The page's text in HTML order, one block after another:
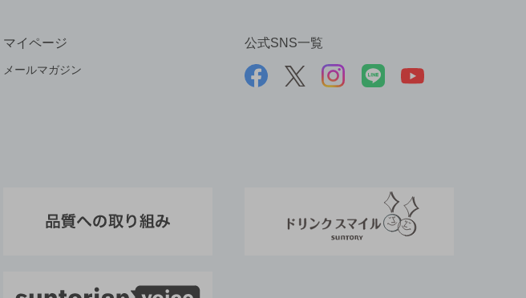
マイページ
メールマガジン
公式SNS一覧